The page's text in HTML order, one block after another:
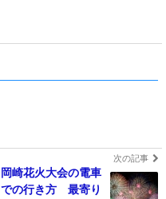
次の記事
岡崎花火大会の電車
での行き方 最寄り